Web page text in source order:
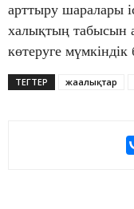
арттыру шаралары
халықтың табысын
көтеруге мүмкіндік
ТЕГТЕР жаңалықтар